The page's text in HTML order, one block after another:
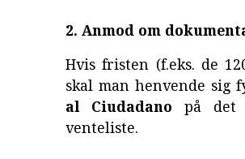
2. Anmod om
Hvis fristen (f.eks. de
skal man henvende sig
al Ciudadano på det
venteliste.